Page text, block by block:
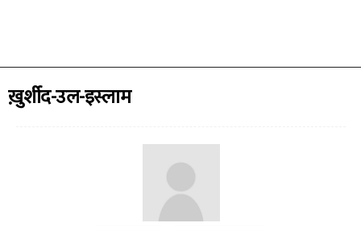
ख़ुर्शीद-उल-इस्लाम